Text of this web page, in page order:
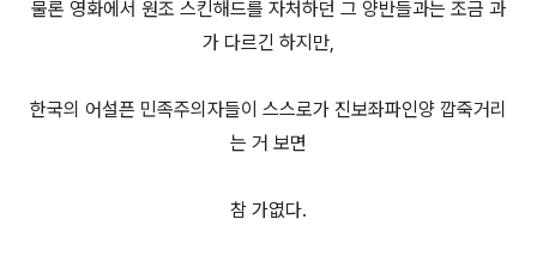
물론 영화에서 원조 스킨해드를 자처하던 그 양반들과는 조금 과
가 다르긴 하지만,
한국의 어설픈 민족주의자들이 스스로가 진보좌파인양 깝죽거리
는 거 보면
참 가엾다.